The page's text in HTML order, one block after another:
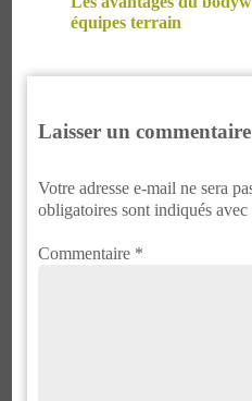
équipes terrain
Laisser un commentaire
Votre adresse e-mail ne sera
obligatoires sont indiqués avec
Commentaire *